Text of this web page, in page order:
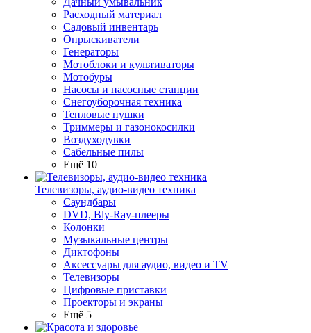
Расходный материал
Садовый инвентарь
Опрыскиватели
Генераторы
Мотоблоки и культиваторы
Мотобуры
Насосы и насосные станции
Снегоуборочная техника
Тепловые пушки
Триммеры и газонокосилки
Воздуходувки
Сабельные пилы
Ещё 10
Телевизоры, аудио-видео техника
Саундбары
DVD, Bly-Ray-плееры
Колонки
Музыкальные центры
Диктофоны
Аксессуары для аудио, видео и TV
Телевизоры
Цифровые приставки
Проекторы и экраны
Ещё 5